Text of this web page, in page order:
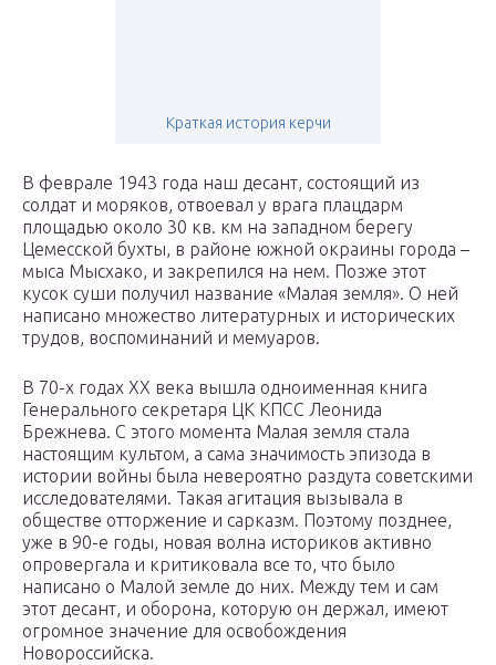
Краткая история керчи
В феврале 1943 года наш десант, состоящий из
солдат и моряков, отвоевал у врага плацдарм
площадью около 30 кв. км на западном берегу
Цемесской бухты, в районе южной окраины города –
мыса Мысхако, и закрепился на нем. Позже этот
кусок суши получил название «Малая земля». О ней
написано множество литературных и исторических
трудов, воспоминаний и мемуаров.
В 70-х годах XX века вышла одноименная книга
Генерального секретаря ЦК КПСС Леонида
Брежнева. С этого момента Малая земля стала
настоящим культом, а сама значимость эпизода в
истории войны была невероятно раздута советскими
исследователями. Такая агитация вызывала в
обществе отторжение и сарказм. Поэтому позднее,
уже в 90-е годы, новая волна историков активно
опровергала и критиковала все то, что было
написано о Малой земле до них. Между тем и сам
этот десант, и оборона, которую он держал, имеют
огромное значение для освобождения
Новороссийска.